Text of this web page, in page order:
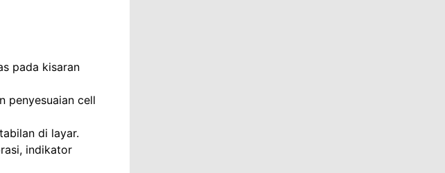
pada kisaran
penyesuaian cell
di layar.
indikator